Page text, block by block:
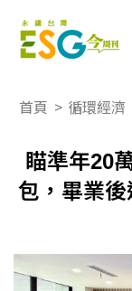
首頁 > 循環經濟
瞄準年20
包，畢業